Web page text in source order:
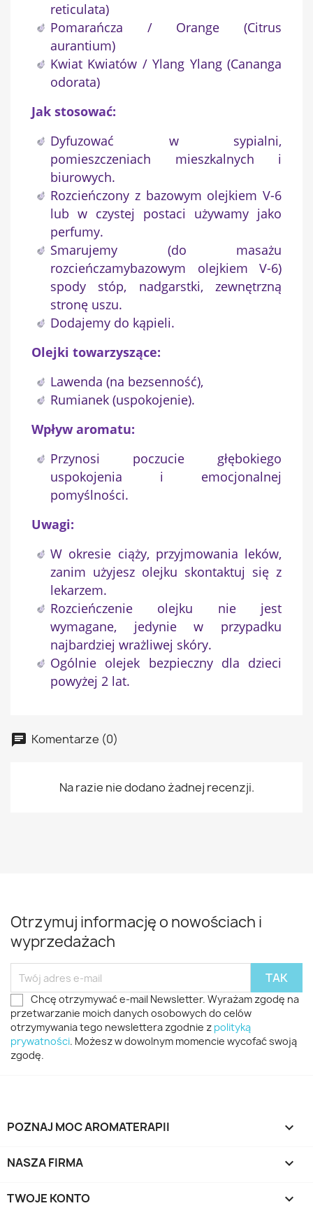
reticulata)
Pomarańcza / Orange (Citrus
aurantium)
Kwiat Kwiatów / Ylang Ylang (Cananga
odorata)
Jak stosować:
Dyfuzować w sypialni,
pomieszczeniach mieszkalnych i
biurowych.
Rozcieńczony z bazowym olejkiem V-6
lub w czystej postaci używamy jako
perfumy.
Smarujemy (do masażu
rozcieńczamybazowym olejkiem V-6)
spody stóp, nadgarstki, zewnętrzną
stronę uszu.
Dodajemy do kąpieli.
Olejki towarzyszące:
Lawenda (na bezsenność),
Rumianek (uspokojenie).
Wpływ aromatu:
Przynosi poczucie głębokiego
uspokojenia i emocjonalnej
pomyślności.
Uwagi:
W okresie ciąży, przyjmowania leków,
zanim użyjesz olejku skontaktuj się z
lekarzem.
Rozcieńczenie olejku nie jest
wymagane, jedynie w przypadku
najbardziej wrażliwej skóry.
Ogólnie olejek bezpieczny dla dzieci
powyżej 2 lat.
Komentarze (0)
Na razie nie dodano żadnej recenzji.
Otrzymuj informację o nowościach i
wyprzedażach
Chcę otrzymywać e-mail Newsletter. Wyrażam zgodę na
przetwarzanie moich danych osobowych do celów
otrzymywania tego newslettera zgodnie z polityką
prywatności. Możesz w dowolnym momencie wycofać swoją
zgodę.
POZNAJ MOC AROMATERAPII 
NASZA FIRMA 
TWOJE KONTO 
Anuluj